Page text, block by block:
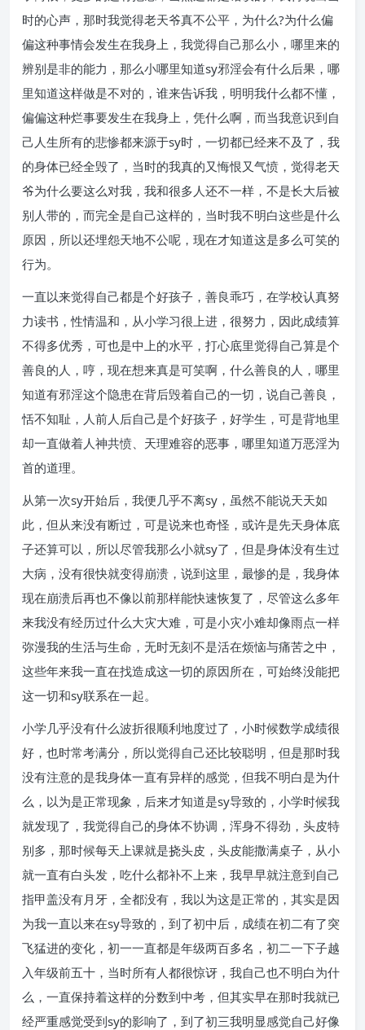
时的心声，那时我觉得老天爷真不公平，为什么?为什么偏
偏这种事情会发生在我身上，我觉得自己那么小，哪里来的
辨别是非的能力，那么小哪里知道sy邪淫会有什么后果，哪
里知道这样做是不对的，谁来告诉我，明明我什么都不懂，
偏偏这种烂事要发生在我身上，凭什么啊，而当我意识到自
己人生所有的悲惨都来源于sy时，一切都已经来不及了，我
的身体已经全毁了，当时的我真的又悔恨又气愤，觉得老天
爷为什么要这么对我，我和很多人还不一样，不是长大后被
别人带的，而完全是自己这样的，当时我不明白这些是什么
原因，所以还埋怨天地不公呢，现在才知道这是多么可笑的
行为。
一直以来觉得自己都是个好孩子，善良乖巧，在学校认真努
力读书，性情温和，从小学习很上进，很努力，因此成绩算
不得多优秀，可也是中上的水平，打心底里觉得自己算是个
善良的人，哼，现在想来真是可笑啊，什么善良的人，哪里
知道有邪淫这个隐患在背后毁着自己的一切，说自己善良，
恬不知耻，人前人后自己是个好孩子，好学生，可是背地里
却一直做着人神共愤、天理难容的恶事，哪里知道万恶淫为
首的道理。
从第一次sy开始后，我便几乎不离sy，虽然不能说天天如
此，但从来没有断过，可是说来也奇怪，或许是先天身体底
子还算可以，所以尽管我那么小就sy了，但是身体没有生过
大病，没有很快就变得崩溃，说到这里，最惨的是，我身体
现在崩溃后再也不像以前那样能快速恢复了，尽管这么多年
来我没有经历过什么大灾大难，可是小灾小难却像雨点一样
弥漫我的生活与生命，无时无刻不是活在烦恼与痛苦之中，
这些年来我一直在找造成这一切的原因所在，可始终没能把
这一切和sy联系在一起。
小学几乎没有什么波折很顺利地度过了，小时候数学成绩很
好，也时常考满分，所以觉得自己还比较聪明，但是那时我
没有注意的是我身体一直有异样的感觉，但我不明白是为什
么，以为是正常现象，后来才知道是sy导致的，小学时候我
就发现了，我觉得自己的身体不协调，浑身不得劲，头皮特
别多，那时候每天上课就是挠头皮，头皮能撒满桌子，从小
就一直有白头发，吃什么都补不上来，我早早就注意到自己
指甲盖没有月牙，全都没有，我以为这是正常的，其实是因
为我一直以来在sy导致的，到了初中后，成绩在初二有了突
飞猛进的变化，初一一直都是年级两百多名，初二一下子越
入年级前五十，当时所有人都很惊讶，我自己也不明白为什
么，一直保持着这样的分数到中考，但其实早在那时我就已
经严重感觉受到sy的影响了，到了初三我明显感觉自己好像